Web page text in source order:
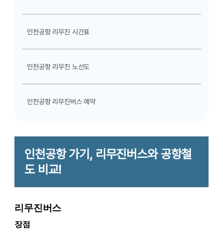
인천공항 가기, 리무진버스와 공항철
도 비교!
리무진버스
장점
인천공항 리무진 시간표
인천공항 리무진 노선도
인천공항 리무진버스 예약
인천공항 리무진버스 요금
인천공항 리무진 타는곳
인천공항 가기, 리무진버스와 공항철도 비교!